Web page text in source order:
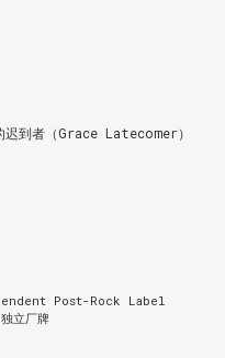
到者（Grace Latecomer）
Post-Rock Label
立厂牌